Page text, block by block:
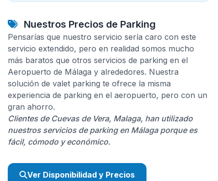
Nuestros Precios de Parking
Pensarías que nuestro servicio sería caro con este
servicio extendido, pero en realidad somos mucho
más baratos que otros servicios de parking en el
Aeropuerto de Málaga y alrededores. Nuestra
solución de valet parking te ofrece la misma
experiencia de parking en el aeropuerto, pero con un
gran ahorro.
Clientes de Cuevas de Vera, Malaga, han utilizado
nuestros servicios de parking en Málaga porque es
fácil, cómodo y económico.
Ver Disponibilidad y Precios